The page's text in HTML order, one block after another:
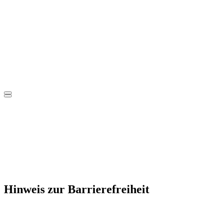
Hinweis zur Barrierefreiheit